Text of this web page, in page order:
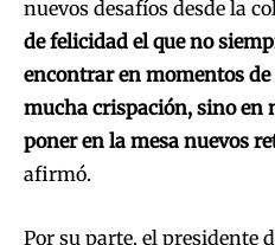
nuevos desafíos desde la
de felicidad el que no
encontrar en momentos
mucha crispación, sino en
poner en la mesa nuevos
afirmó.
Por su parte, el presidente